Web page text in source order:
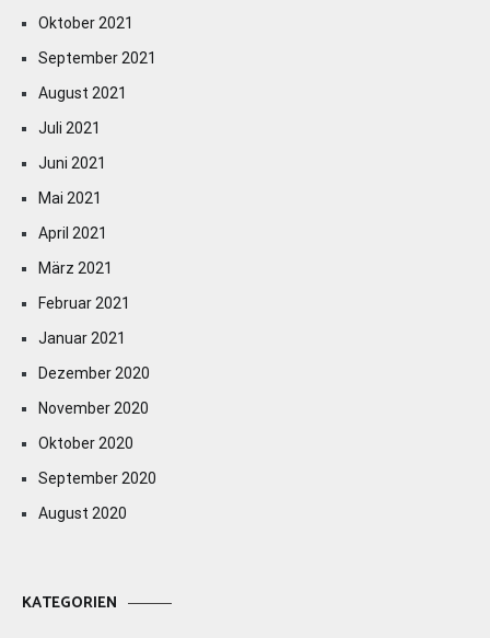
Oktober 2021
September 2021
August 2021
Juli 2021
Juni 2021
Mai 2021
April 2021
März 2021
Februar 2021
Januar 2021
Dezember 2020
November 2020
Oktober 2020
September 2020
August 2020
KATEGORIEN